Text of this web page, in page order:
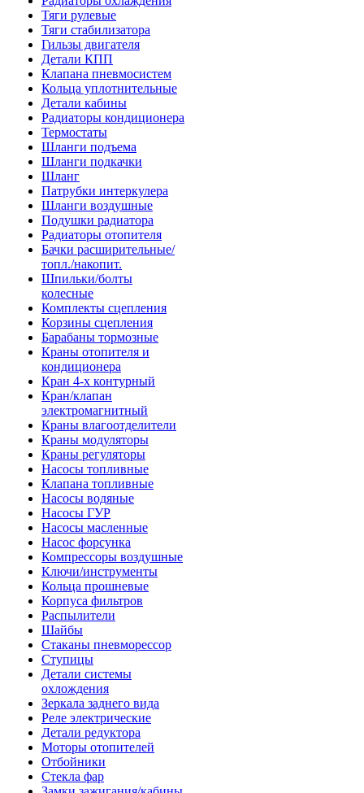
Тяги рулевые
Тяги стабилизатора
Гильзы двигателя
Детали КПП
Клапана пневмосистем
Кольца уплотнительные
Детали кабины
Радиаторы кондиционера
Термостаты
Шланги подъема
Шланги подкачки
Шланг
Патрубки интеркулера
Шланги воздушные
Подушки радиатора
Радиаторы отопителя
Бачки расширительные/
топл./накопит.
Шпильки/болты
колесные
Комплекты сцепления
Корзины сцепления
Барабаны тормозные
Краны отопителя и
кондиционера
Кран 4-х контурный
Кран/клапан
электромагнитный
Краны влагоотделители
Краны модуляторы
Краны регуляторы
Насосы топливные
Клапана топливные
Насосы водяные
Насосы ГУР
Насосы масленные
Насос форсунка
Компрессоры воздушные
Ключи/инструменты
Кольца прошневые
Корпуса фильтров
Распылители
Шайбы
Стаканы пневморессор
Ступицы
Детали системы
охлождения
Зеркала заднего вида
Реле электрические
Детали редуктора
Моторы отопителей
Отбойники
Стекла фар